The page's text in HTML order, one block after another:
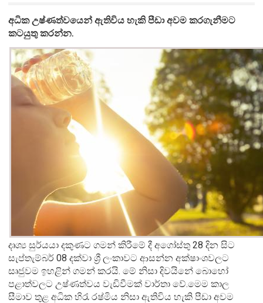
අධික උෂ්ණත්වයෙන් ඇතිවිය හැකි පීඩා අවම කරගැනීමට
කටයුතු කරන්න.
දෘශ්‍ය සුර්යයා දකුණට ගමන් කිරීමේ දී අගෝස්තු 28 දින සිට
සැප්තැම්බර් 08 දක්වා ශ්‍රී ලංකාවට ආසන්න අක්ෂාංශවලට
සෘජුවම ඉහළින් ගමන් කරයි. මේ නිසා දිවයිනේ බොහෝ
පළාත්වලට උෂ්ණත්වය වැඩිවීමක් වාර්තා වේ.මෙම කාල
සීමාව තුළ අධික හිරැ රෂ්මිය නිසා ඇතිවිය හැකි පීඩා අවම